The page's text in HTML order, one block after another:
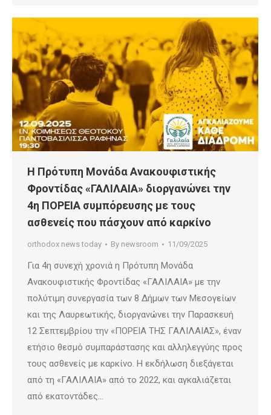
Η Πρότυπη Μονάδα Ανακουφιστικής
Φροντίδας «ΓΑΛΙΛΑΙΑ» διοργανώνει την
4η ΠΟΡΕΙΑ συμπόρευσης με τους
ασθενείς που πάσχουν από καρκίνο
orthodox news today By newsroom 11/09/2025
Για 4η συνεχή χρονιά η Πρότυπη Μονάδα
Ανακουφιστικής Φροντίδας «ΓΑΛΙΛΑΙΑ» με την
πολύτιμη συνεργασία των 8 Δήμων των Μεσογείων
και της Λαυρεωτικής, διοργανώνει την Παρασκευή
12 Σεπτεμβρίου την «ΠΟΡΕΙΑ ΤΗΣ ΓΑΛΙΛΑΙΑΣ», έναν
ετήσιο θεσμό συμπαράστασης και αλληλεγγύης προς
τους ασθενείς με καρκίνο. Η εκδήλωση διεξάγεται
από τη «ΓΑΛΙΛΑΙΑ» από το 2022, και αγκαλιάζεται
από εκατοντάδες…